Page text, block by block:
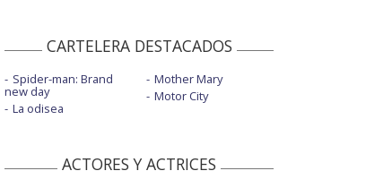
CARTELERA DESTACADOS
Spider-man: Brand
new day
La odisea
Mother Mary
Motor City
ACTORES Y ACTRICES